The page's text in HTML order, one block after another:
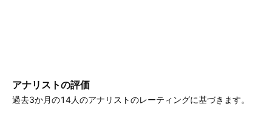
アナリストの評価
過去3か月の14人のアナリストのレーティングに基づきます。